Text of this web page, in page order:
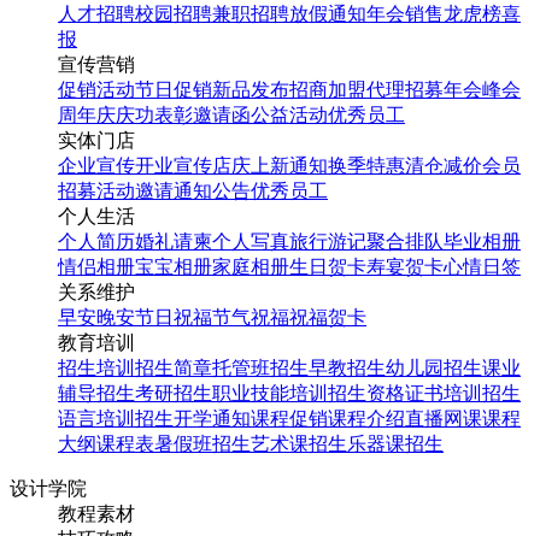
人才招聘校园招聘兼职招聘放假通知年会销售龙虎榜喜
报
宣传营销
促销活动节日促销新品发布招商加盟代理招募年会峰会
周年庆庆功表彰邀请函公益活动优秀员工
实体门店
企业宣传开业宣传店庆 上新通知换季特惠清仓减价会员
招募活动邀请通知公告优秀员工
个人生活
个人简历婚礼请柬个人写真旅行游记聚合排队毕业相册
情侣相册宝宝相册家庭相册生日贺卡寿宴贺卡心情日签
关系维护
早安晚安节日祝福节气祝福祝福贺卡
教育培训
招生培训 招生简章托管班招生早教招生幼儿园招生课业
辅导招生考研招生职业技能培训招生资格证书培训招生
语言培训招生开学通知课程促销课程介绍直播网课课程
大纲课程表暑假班招生艺术课招生乐器课招生
设计学院
教程素材